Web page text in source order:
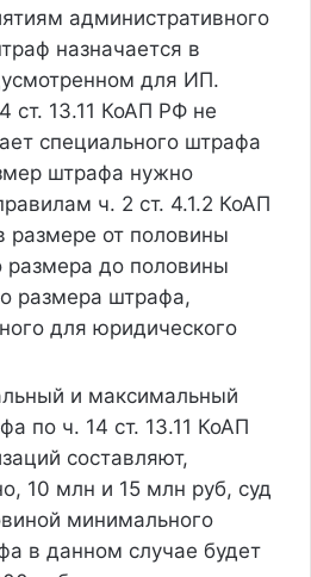
административного
назначается в
для ИП.
ст. 13.11 КоАП РФ не
специального штрафа
штрафа нужно
ч. 2 ст. 4.1.2 КоАП
размере от половины
размера до половины
размера штрафа,
для юридического
и максимальный
по ч. 14 ст. 13.11 КоАП
составляют,
10 млн и 15 млн руб, суд
минимального
в данном случае будет